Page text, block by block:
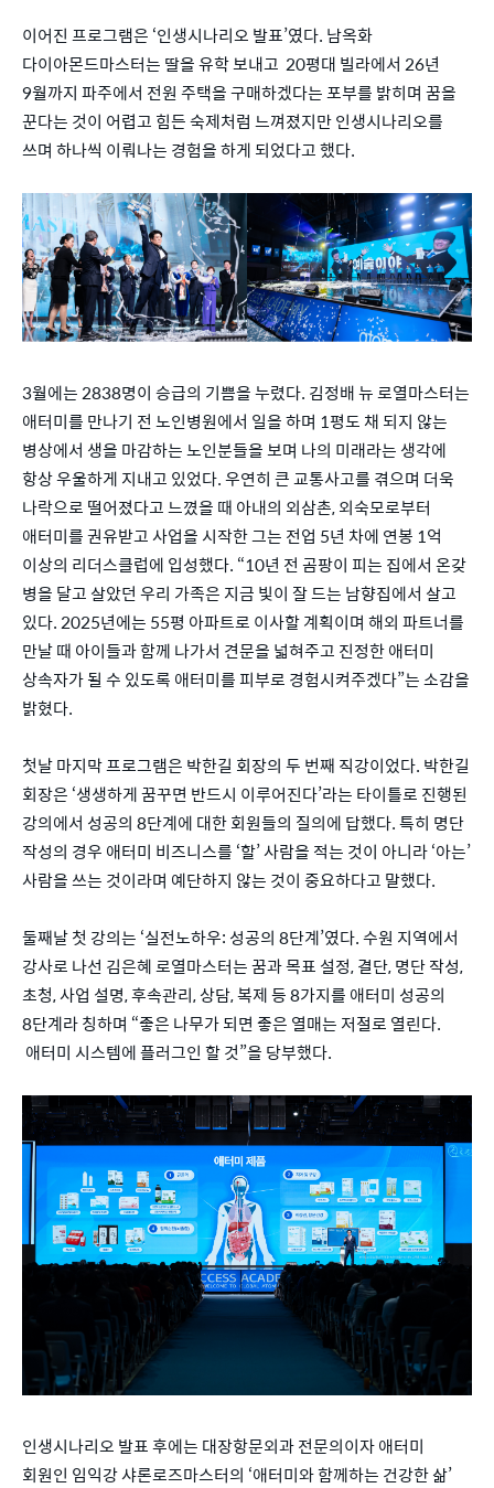
이어진 프로그램은 ‘인생시나리오 발표’였다. 남옥화
다이아몬드마스터는 딸을 유학 보내고 20평대 빌라에서 26년
9월까지 파주에서 전원 주택을 구매하겠다는 포부를 밝히며 꿈을
꾼다는 것이 어렵고 힘든 숙제처럼 느껴졌지만 인생시나리오를
쓰며 하나씩 이뤄나는 경험을 하게 되었다고 했다.
3월에는 2838명이 승급의 기쁨을 누렸다. 김정배 뉴 로열마스터는
애터미를 만나기 전 노인병원에서 일을 하며 1평도 채 되지 않는
병상에서 생을 마감하는 노인분들을 보며 나의 미래라는 생각에
항상 우울하게 지내고 있었다. 우연히 큰 교통사고를 겪으며 더욱
나락으로 떨어졌다고 느꼈을 때 아내의 외삼촌, 외숙모로부터
애터미를 권유받고 사업을 시작한 그는 전업 5년 차에 연봉 1억
이상의 리더스클럽에 입성했다. “10년 전 곰팡이 피는 집에서 온갖
병을 달고 살았던 우리 가족은 지금 빛이 잘 드는 남향집에서 살고
있다. 2025년에는 55평 아파트로 이사할 계획이며 해외 파트너를
만날 때 아이들과 함께 나가서 견문을 넓혀주고 진정한 애터미
상속자가 될 수 있도록 애터미를 피부로 경험시켜주겠다”는 소감을
밝혔다.
첫날 마지막 프로그램은 박한길 회장의 두 번째 직강이었다. 박한길
회장은 ‘생생하게 꿈꾸면 반드시 이루어진다’라는 타이틀로 진행된
강의에서 성공의 8단계에 대한 회원들의 질의에 답했다. 특히 명단
작성의 경우 애터미 비즈니스를 ‘할’ 사람을 적는 것이 아니라 ‘아는’
사람을 쓰는 것이라며 예단하지 않는 것이 중요하다고 말했다.
둘째날 첫 강의는 ‘실전노하우: 성공의 8단계’였다. 수원 지역에서
강사로 나선 김은혜 로열마스터는 꿈과 목표 설정, 결단, 명단 작성,
초청, 사업 설명, 후속관리, 상담, 복제 등 8가지를 애터미 성공의
8단계라 칭하며 “좋은 나무가 되면 좋은 열매는 저절로 열린다.
애터미 시스템에 플러그인 할 것”을 당부했다.
인생시나리오 발표 후에는 대장항문외과 전문의이자 애터미
회원인 임익강 샤론로즈마스터의 ‘애터미와 함께하는 건강한 삶’